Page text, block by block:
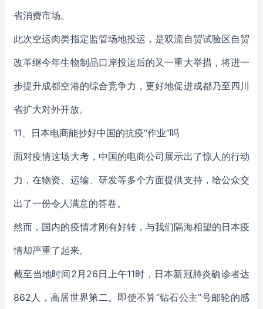
省消费市场。
此次空运肉类指定监管场地投运，是双流自贸试验区自贸
改革继今年生物制品口岸投运后的又一重大举措，将进一
步提升成都空港的综合竞争力，更好地促进成都乃至四川
省扩大对外开放。
11、日本电商能抄好中国的抗疫“作业”吗
面对疫情这场大考，中国的电商公司展示出了惊人的行动
力，在物资、运输、研发等多个方面提供支持，给公众交
出了一份令人满意的答卷。
然而，国内的疫情才刚有好转，与我们隔海相望的日本疫
情却严重了起来。
截至当地时间2月26日上午11时，日本新冠肺炎确诊者达
862人，高居世界第二。即使不算“钻石公主”号邮轮的感